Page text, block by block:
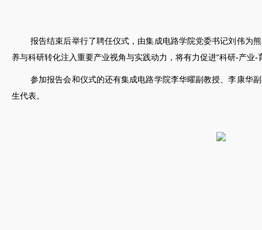
报告结束后举行了聘任仪式，由集成电路学院党委书记刘伟为
养与科研转化注入重要产业视角与实践动力，将有力促进“科研-产
参加报告会和仪式的还有集成电路学院李华曜副教授、李康华
生代表。